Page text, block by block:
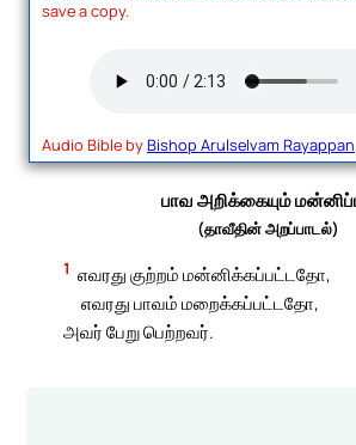
save a copy.
Audio Bible byBishop Arulselvam Rayappan
பாவ அறிக்கையும்
(தாவீதின் அறப்பாடல்)
1 எவரது குற்றம் மன்னிக்கப்பட்டதோ,
எவரது பாவம் மறைக்கப்பட்டதோ,
அவர் பேறு பெற்றவர்.